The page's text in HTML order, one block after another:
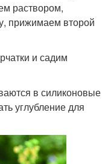
раствором,
прижимаем второй
и садим
в силиконовые
углубление для